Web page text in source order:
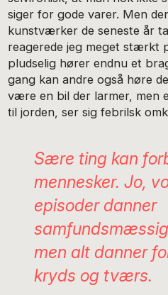
siger for gode varer. Men
kunstværker de seneste år
reagerede jeg meget stærkt
pludselig hører endnu et
gang kan andre også høre
være en bil der larmer, men
til jorden, ser sig febrilsk
Sære ting kan
mennesker. Jo,
episoder danner
men altdanner
kryds og tværs.